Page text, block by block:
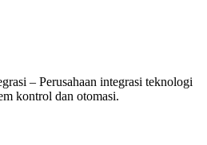
– Perusahaan integrasi teknologi
kontrol dan otomasi.